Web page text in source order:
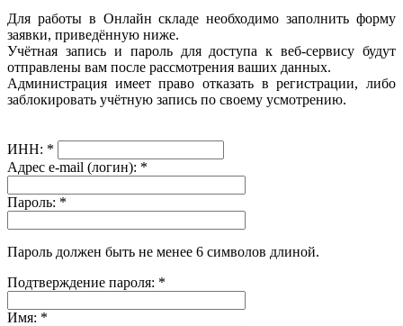
Для работы в Онлайн складе необходимо заполнить форму
заявки, приведённую ниже.
Учётная запись и пароль для доступа к веб-сервису будут
отправлены вам после рассмотрения ваших данных.
Администрация имеет право отказать в регистрации, либо
заблокировать учётную запись по своему усмотрению.
ИНН: *
Адрес e-mail (логин): *
Пароль: *
Пароль должен быть не менее 6 символов длиной.
Подтверждение пароля: *
Имя: *